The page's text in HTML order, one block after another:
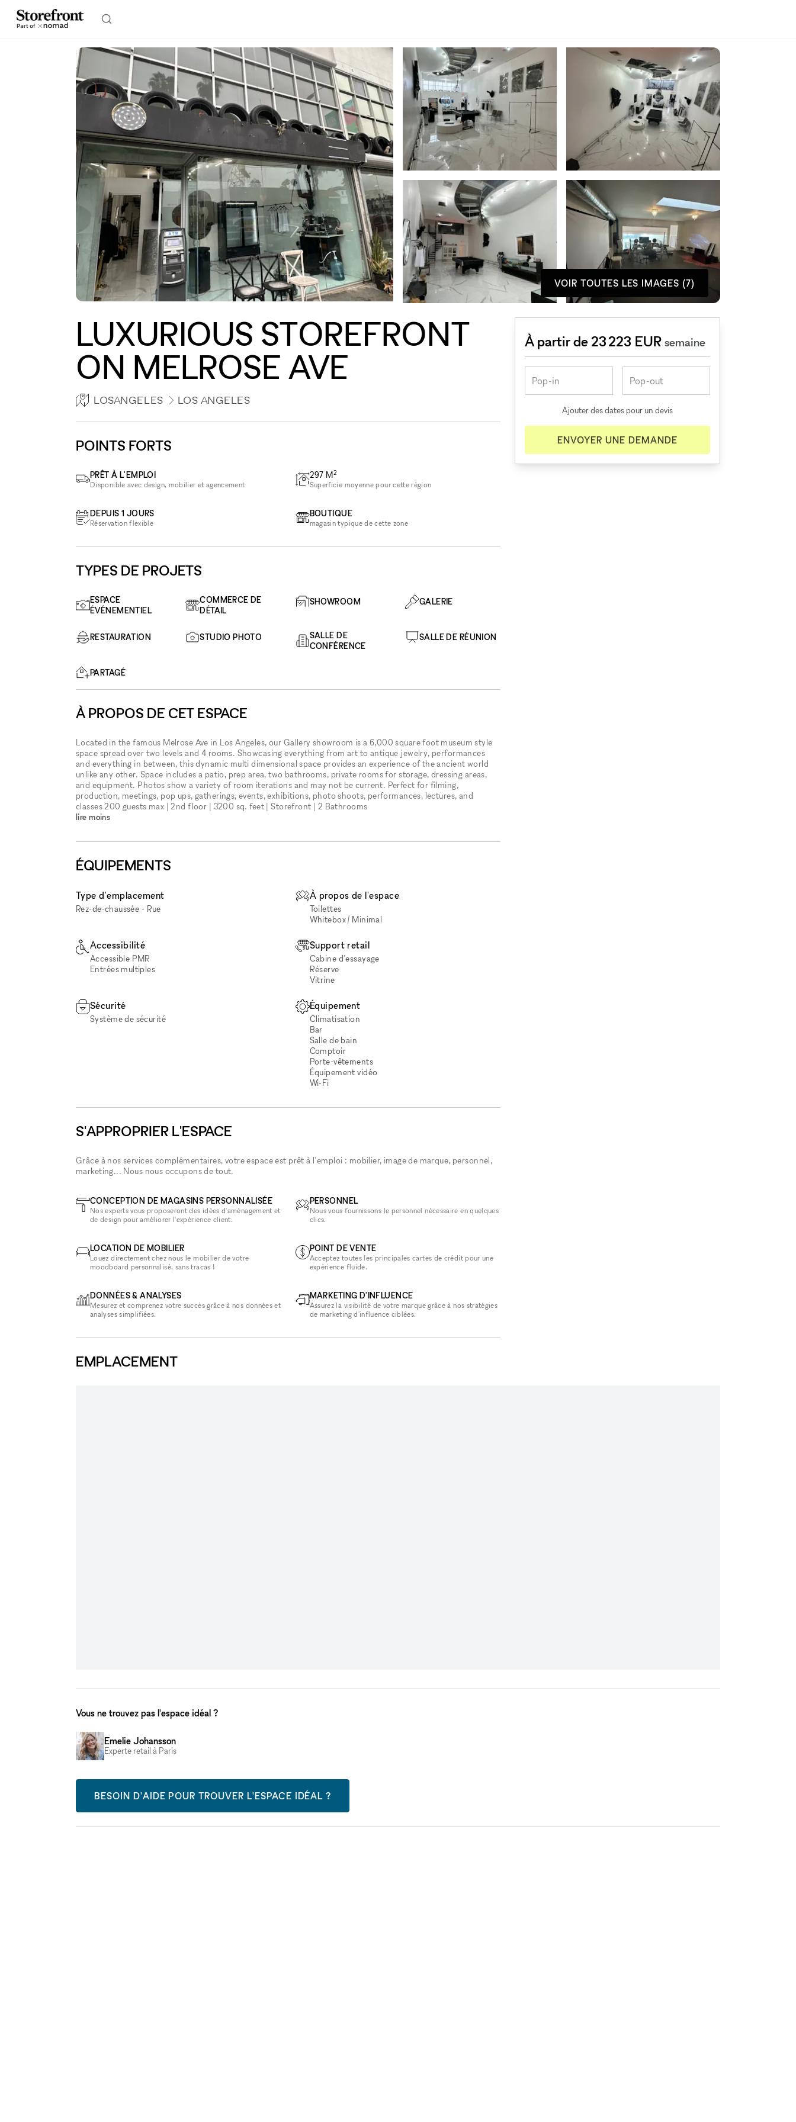
VOIR TOUTES LES IMAGES (7)
LUXURIOUS STOREFRONT
ON MELROSE AVE
LOSANGELES LOS ANGELES
POINTS FORTS
PRÊT À L'EMPLOI
Disponible avec design, mobilier et agencement
DEPUIS 1 JOURS
Réservation flexible
297 M2
Superficie moyenne pour cette région
BOUTIQUE
magasin typique de cette zone
TYPES DE PROJETS
ESPACE
ÉVÉNEMENTIEL
COMMERCE DE
DÉTAIL
SHOWROOM GALERIE
RESTAURATION STUDIO PHOTO
SALLE DE
CONFÉRENCE
SALLE DE RÉUNION
PARTAGÉ
À PROPOS DE CET ESPACE
Located in the famous Melrose Ave in Los Angeles, our Gallery showroom is a 6,000 square foot museum style
space spread over two levels and 4 rooms. Showcasing everything from art to antique jewelry, performances
and everything in between, this dynamic multi dimensional space provides an experience of the ancient world
unlike any other. Space includes a patio, prep area, two bathrooms, private rooms for storage, dressing areas,
and equipment. Photos show a variety of room iterations and may not be current. Perfect for filming,
production, meetings, pop ups, gatherings, events, exhibitions, photo shoots, performances, lectures, and
classes 200 guests max | 2nd floor | 3200 sq. feet | Storefront | 2 Bathrooms
lire moins
ÉQUIPEMENTS
Type d'emplacement
Rez-de-chaussée - Rue
À propos de l'espace
Toilettes
Whitebox / Minimal
Accessibilité
Accessible PMR
Entrées multiples
Support retail
Cabine d'essayage
Réserve
Vitrine
Sécurité
Système de sécurité
Équipement
Climatisation
Bar
Salle de bain
Comptoir
Porte-vêtements
Équipement vidéo
Wi‑Fi
S'APPROPRIER L'ESPACE
Grâce à nos services complémentaires, votre espace est prêt à l'emploi : mobilier, image de marque, personnel,
marketing... Nous nous occupons de tout.
CONCEPTION DE MAGASINS PERSONNALISÉE
Nos experts vous proposeront des idées d'aménagement et
de design pour améliorer l'expérience client.
LOCATION DE MOBILIER
Louez directement chez nous le mobilier de votre
moodboard personnalisé, sans tracas !
DONNÉES & ANALYSES
Mesurez et comprenez votre succès grâce à nos données et
analyses simplifiées.
PERSONNEL
Nous vous fournissons le personnel nécessaire en quelques
clics.
POINT DE VENTE
Acceptez toutes les principales cartes de crédit pour une
expérience fluide.
MARKETING D'INFLUENCE
Assurez la visibilité de votre marque grâce à nos stratégies
de marketing d'influence ciblées.
À partir de 23 223 EURsemaine
Ajouter des dates pour un devis
ENVOYER UNE DEMANDE
EMPLACEMENT
Vous ne trouvez pas l'espace idéal ?
Emelie Johansson
Experte retail à Paris
BESOIN D'AIDE POUR TROUVER L'ESPACE IDÉAL ?